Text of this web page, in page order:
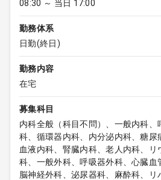
08:30 ～ 当日 17:00
勤務体系
日勤(終日)
勤務内容
在宅
募集科目
内科全般（科目不問）、一般内科、
科、循環器内科、内分泌内科、糖尿
血液内科、腎臓内科、老人内科、リ
科、一般外科、呼吸器外科、心臓血
脳神経外科、泌尿器科、麻酔科、リ